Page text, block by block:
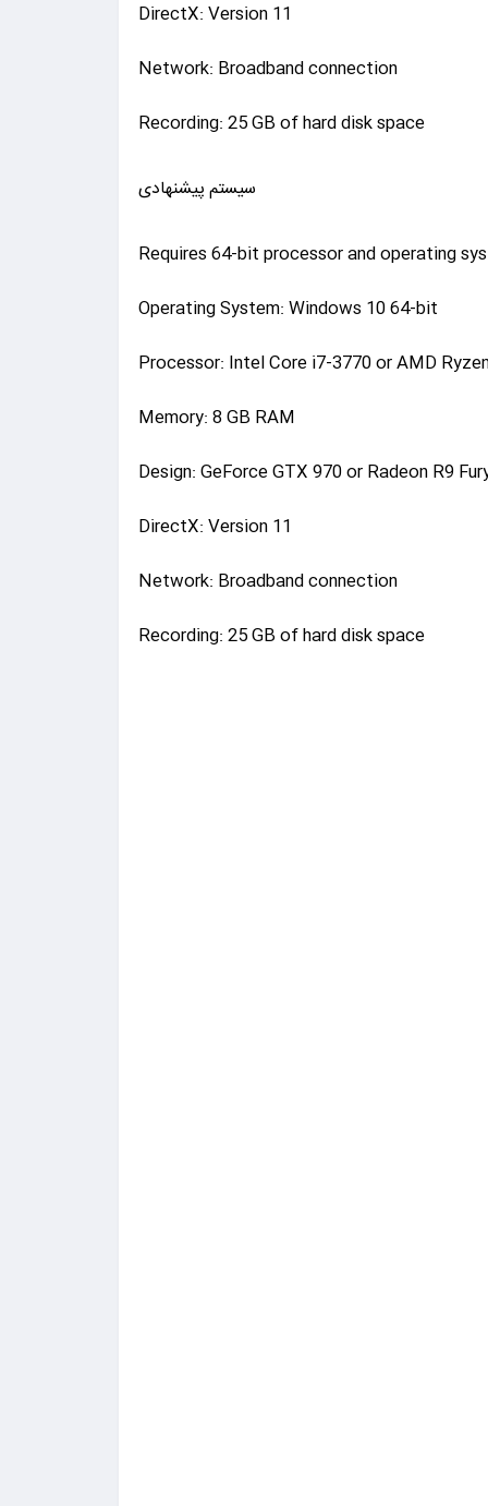
DirectX: Version 11
Network: Broadband connection
Recording: 25 GB of hard disk space
سیستم پیشنهادی
Requires 64-bit processor and operating
Operating System: Windows 10 64-bit
Processor: Intel Core i7-3770 or AMD
Memory: 8 GB RAM
Design: GeForce GTX 970 or Radeon R9
DirectX: Version 11
Network: Broadband connection
Recording: 25 GB of hard disk space